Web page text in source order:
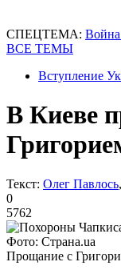
СПЕЦТЕМА:
ВСЕ ТЕМЫ
Вступление
В Киеве
Текст: Олег Павлось
0
5762
Фото: Страна.ua
Прощание с